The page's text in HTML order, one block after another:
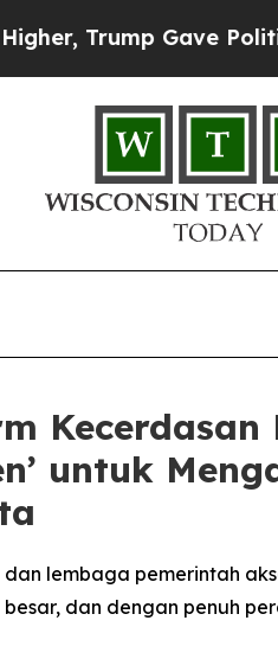
Politically
Kecerdasan
untuk
lembaga pemerintah
dan dengan penuh